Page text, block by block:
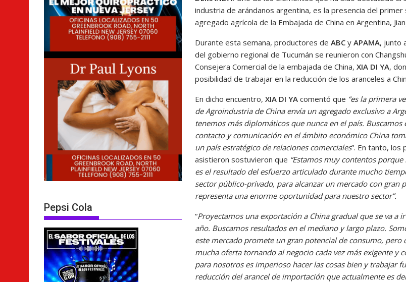
industria de arándanos argentina, es la presencia del
agregado agrícola de la Embajada de China en Argentina,
Durante esta semana, productores de ABCy APAMA, junto
del gobierno regional de Tucumán se reunieron con
Consejera Comercial de la embajada de China, XIA DI YA,
posibilidad de trabajar en la reducción de los aranceles a
En dicho encuentro, XIA DI YAcomentó que “es la primera
de Agroindustria de China envía un agregado exclusivo a
tenemos más diplomáticos que nunca en el país. Buscamos
contacto y comunicación en el ámbito económico China
un país estratégico de relaciones comerciales”. En tanto, los
asistieron sostuvieron que “Estamos muy contentos
es el resultado del esfuerzo articulado durante mucho
sector público-privado, para alcanzar un mercado con gran
representa una enorme oportunidad para nuestro sector”.
“Proyectamos una exportación a China gradual que se va a
año. Buscamos resultados en el mediano y largo plazo.
este mercado promete un gran potencial de consumo, pero
mucha oferta tornando al negocio cada vez más exigente y
para nosotros es imperioso hacer las cosas bien y trabajar
reducción del arancel de importación que actualmente es del
Pepsi Cola